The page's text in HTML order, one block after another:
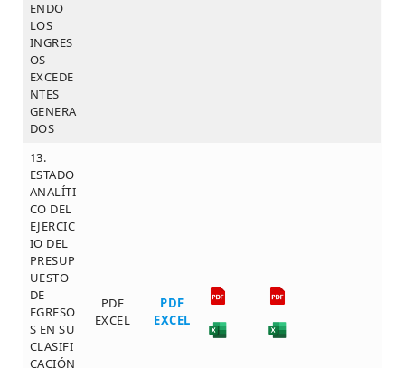
ENDO
LOS
INGRES
OS
EXCEDE
NTES
GENERA
DOS
13.
ESTADO
ANALÍTI
CO DEL
EJERCIC
IO DEL
PRESUP
UESTO
DE
EGRESO
S EN SU
CLASIFI
CACIÓN
PDF
EXCEL
PDF
EXCEL